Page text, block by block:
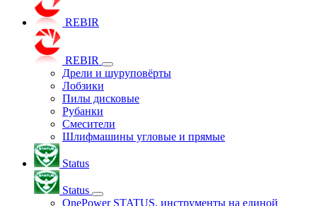
REBIR
REBIR
Дрели и шуруповёрты
Лобзики
Пилы дисковые
Рубанки
Смесители
Шлифмашины угловые и прямые
Status
Status
OnePower STATUS, инструменты на единой